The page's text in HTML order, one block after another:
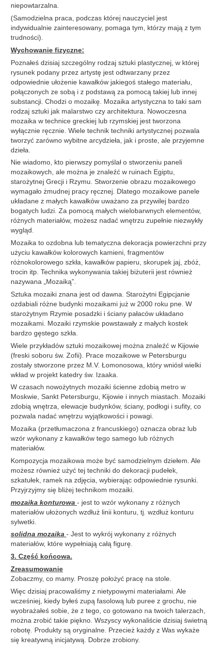
niepowtarzalna.
(Samodzielna praca, podczas której nauczyciel jest
indywidualnie zainteresowany, pomaga tym, którzy mają z tym
trudności).
Wychowanie fizyczne:
Poznałeś dzisiaj szczególny rodzaj sztuki plastycznej, w której
rysunek podany przez artystę jest odtwarzany przez
odpowiednie ułożenie kawałków jakiegoś stałego materiału,
połączonych ze sobą i z podstawą za pomocą takiej lub innej
substancji. Chodzi o mozaikę. Mozaika artystyczna to taki sam
rodzaj sztuki jak malarstwo czy architektura. Nowoczesna
mozaika w technice greckiej lub rzymskiej jest tworzona
wyłącznie ręcznie. Wiele technik techniki artystycznej pozwala
tworzyć zarówno wybitne arcydzieła, jak i proste, ale przyjemne
dzieła.
Nie wiadomo, kto pierwszy pomyślał o stworzeniu paneli
mozaikowych, ale można je znaleźć w ruinach Egiptu,
starożytnej Grecji i Rzymu. Stworzenie obrazu mozaikowego
wymagało żmudnej pracy ręcznej. Dlatego mozaikowe panele
układane z małych kawałków uważano za przywilej bardzo
bogatych ludzi. Za pomocą małych wielobarwnych elementów,
różnych materiałów, możesz nadać wnętrzu zupełnie niezwykły
wygląd.
Mozaika to ozdobna lub tematyczna dekoracja powierzchni przy
użyciu kawałków kolorowych kamieni, fragmentów
różnokolorowego szkła, kawałków papieru, skorupek jaj, zbóż,
trocin itp. Technika wykonywania takiej biżuterii jest również
nazywana „Mozaiką”.
Sztuka mozaiki znana jest od dawna. Starożytni Egipcjanie
ozdabiali różne budynki mozaikami już w 2000 roku pne. W
starożytnym Rzymie posadzki i ściany pałaców układano
mozaikami. Mozaiki rzymskie powstawały z małych kostek
bardzo gęstego szkła.
Wiele przykładów sztuki mozaikowej można znaleźć w Kijowie
(freski soboru św. Zofii). Prace mozaikowe w Petersburgu
zostały stworzone przez M.V. Łomonosowa, który wniósł wielki
wkład w projekt katedry św. Izaaka.
W czasach nowożytnych mozaiki ścienne zdobią metro w
Moskwie, Sankt Petersburgu, Kijowie i innych miastach. Mozaiki
zdobią wnętrza, elewacje budynków, ściany, podłogi i sufity, co
pozwala nadać wnętrzu wyjątkowości i powagi.
Mozaika (przetłumaczona z francuskiego) oznacza obraz lub
wzór wykonany z kawałków tego samego lub różnych
materiałów.
Kompozycja mozaikowa może być samodzielnym dziełem. Ale
możesz również użyć tej techniki do dekoracji pudełek,
szkatułek, ramek na zdjęcia, wybierając odpowiednie rysunki.
Przyjrzyjmy się bliżej technikom mozaiki.
mozaika konturowa - jest to wzór wykonany z różnych
materiałów ułożonych wzdłuż linii konturu, tj. wzdłuż konturu
sylwetki.
solidna mozaika - Jest to wykrój wykonany z różnych
materiałów, które wypełniają całą figurę.
3. Część końcowa.
Zreasumowanie
Zobaczmy, co mamy. Proszę położyć pracę na stole.
Więc dzisiaj pracowaliśmy z nietypowymi materiałami. Ale
wcześniej, kiedy byłeś zupą fasolową lub puree z grochu, nie
wyobrażałeś sobie, że z tego, co gotowano na twoich talerzach,
można zrobić takie piękno. Wszyscy wykonaliście dzisiaj świetną
robotę. Produkty są oryginalne. Przecież każdy z Was wykaże
się kreatywną inicjatywą. Dobrze zrobiony.